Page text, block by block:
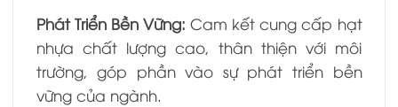
Phát Triển Bền Vững: Cam kết cung cấp hạt
nhựa chất lượng cao, thân thiện với môi
trường, góp phần vào sự phát triển bền
vững của ngành.